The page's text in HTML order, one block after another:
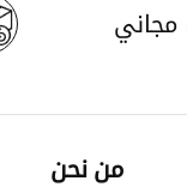
من نحن